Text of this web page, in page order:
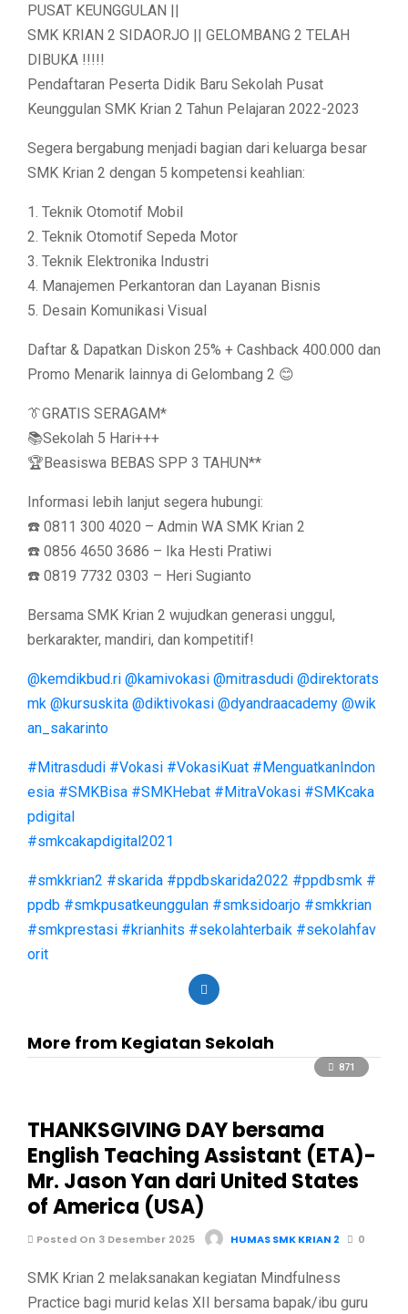
PUSAT KEUNGGULAN ||
SMK KRIAN 2 SIDAORJO || GELOMBANG 2 TELAH
DIBUKA !!!!!
Pendaftaran Peserta Didik Baru Sekolah Pusat
Keunggulan SMK Krian 2 Tahun Pelajaran 2022-2023
Segera bergabung menjadi bagian dari keluarga besar
SMK Krian 2 dengan 5 kompetensi keahlian:
1. Teknik Otomotif Mobil
2. Teknik Otomotif Sepeda Motor
3. Teknik Elektronika Industri
4. Manajemen Perkantoran dan Layanan Bisnis
5. Desain Komunikasi Visual
Daftar & Dapatkan Diskon 25% + Cashback 400.000 dan
Promo Menarik lainnya di Gelombang 2 😊
👔GRATIS SERAGAM*
📚Sekolah 5 Hari+++
🏆Beasiswa BEBAS SPP 3 TAHUN**
Informasi lebih lanjut segera hubungi:
☎️ 0811 300 4020 – Admin WA SMK Krian 2
☎️ 0856 4650 3686 – Ika Hesti Pratiwi
☎️ 0819 7732 0303 – Heri Sugianto
Bersama SMK Krian 2 wujudkan generasi unggul,
berkarakter, mandiri, dan kompetitif!
@kemdikbud.ri @kamivokasi @mitrasdudi @direktorats
mk @kursuskita @diktivokasi @dyandraacademy @wik
an_sakarinto
#Mitrasdudi #Vokasi #VokasiKuat #MenguatkanIndon
esia #SMKBisa #SMKHebat #MitraVokasi #SMKcaka
pdigital
#smkcakapdigital2021
#smkkrian2 #skarida #ppdbskarida2022 #ppdbsmk #
ppdb #smkpusatkeunggulan #smksidoarjo #smkkrian
#smkprestasi #krianhits #sekolahterbaik #sekolahfav
orit
More from Kegiatan Sekolah
871
THANKSGIVING DAY bersama
English Teaching Assistant (ETA)-
Mr. Jason Yan dari United States
of America (USA)
Posted On 3 Desember 2025 HUMAS SMK KRIAN 2 0
SMK Krian 2 melaksanakan kegiatan Mindfulness
Practice bagi murid kelas XII bersama bapak/ibu guru